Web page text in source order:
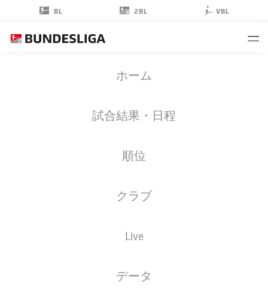
BL 2BL VBL
ホーム
試合結果・日程
順位
クラブ
Live
データ
11.09.1998